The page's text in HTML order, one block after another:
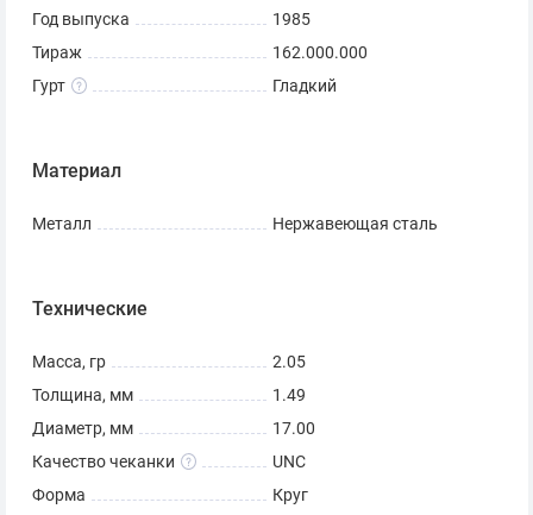
Год выпуска
1985
Тираж
162.000.000
Гурт
Гладкий
Материал
Металл Нержавеющая сталь
Технические
Масса, гр
2.05
Толщина, мм
1.49
Диаметр, мм
17.00
Качество чеканки
UNC
Форма
Круг